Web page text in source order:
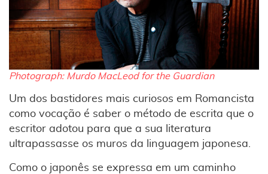
Photograph: Murdo MacLeod for the Guardian
Um dos bastidores mais curiosos em Romancista
como vocação é saber o método de escrita que o
escritor adotou para que a sua literatura
ultrapassasse os muros da linguagem japonesa.
Como o japonês se expressa em um caminho